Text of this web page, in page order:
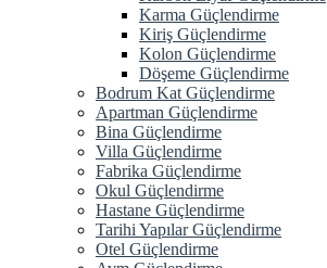
Karma Güçlendirme
Kiriş Güçlendirme
Kolon Güçlendirme
Döşeme Güçlendirme
Bodrum Kat Güçlendirme
Apartman Güçlendirme
Bina Güçlendirme
Villa Güçlendirme
Fabrika Güçlendirme
Okul Güçlendirme
Hastane Güçlendirme
Tarihi Yapılar Güçlendirme
Otel Güçlendirme